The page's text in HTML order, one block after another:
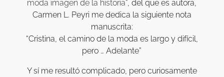
moda imagen de la historia”, del que es autora,
Carmen L. Peyri me dedica la siguiente nota
manuscrita:
“Cristina, el camino de la moda es largo y difícil,
pero … Adelante”
Y sí me resultó complicado, pero curiosamente